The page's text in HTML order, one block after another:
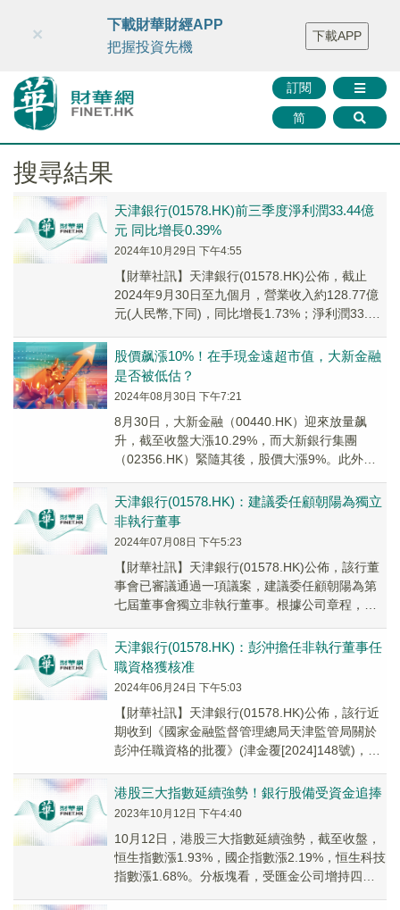
財華智庫網 FINTV FINMETA 財華證券 媒體矩陣
智庫沙龍
聯絡我們
訂閱
简
×
下載財華財經APP
把握投資先機
下載APP
搜尋結果
天津銀行(01578.HK)前三季度淨利潤33.44億
元 同比增長0.39%
2024年10月29日 下午4:55
【財華社訊】天津銀行(01578.HK)公佈，截止
2024年9月30日至九個月，營業收入約128.77億
元(人民幣,下同)，同比增長1.73%；淨利潤33.44
股價飙漲10%！在手現金遠超市值，大新金融
是否被低估？
2024年08月30日 下午7:21
8月30日，大新金融（00440.HK）迎來放量飙
升，截至收盤大漲10.29%，而大新銀行集團
（02356.HK）緊隨其後，股價大漲9%。此外，
天津銀行(01578.HK)：建議委任顧朝陽為獨立
非執行董事
2024年07月08日 下午5:23
【財華社訊】天津銀行(01578.HK)公佈，該行董
事會已審議通過一項議案，建議委任顧朝陽為第
七屆董事會獨立非執行董事。根據公司章程，建
東...
天津銀行(01578.HK)：彭沖擔任非執行董事任
職資格獲核准
2024年06月24日 下午5:03
【財華社訊】天津銀行(01578.HK)公佈，該行近
期收到《國家金融監督管理總局天津監管局關於
彭沖任職資格的批覆》(津金覆[2024]148號)，核
港股三大指數延續強勢！銀行股備受資金追捧
2023年10月12日 下午4:40
10月12日，港股三大指數延續強勢，截至收盤，
恒生指數漲1.93%，國企指數漲2.19%，恒生科技
指數漲1.68%。分板塊看，受匯金公司增持四大